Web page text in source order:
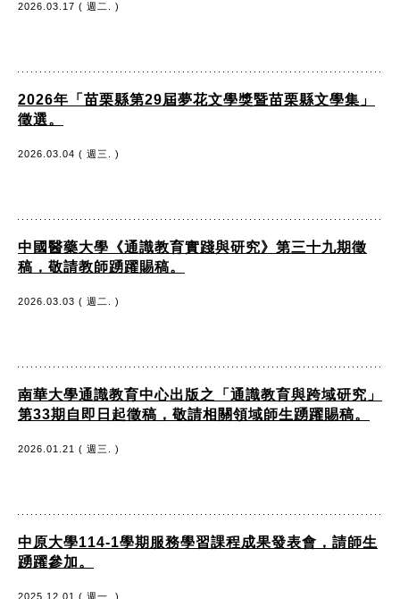
2026.03.17 ( 週二. )
2026年「苗栗縣第29屆夢花文學獎暨苗栗縣文學集」
徵選。
2026.03.04 ( 週三. )
中國醫藥大學《通識教育實踐與研究》第三十九期徵
稿，敬請教師踴躍賜稿。
2026.03.03 ( 週二. )
南華大學通識教育中心出版之「通識教育與跨域研究」
第33期自即日起徵稿，敬請相關領域師生踴躍賜稿。
2026.01.21 ( 週三. )
中原大學114-1學期服務學習課程成果發表會，請師生
踴躍參加。
2025.12.01 ( 週一. )